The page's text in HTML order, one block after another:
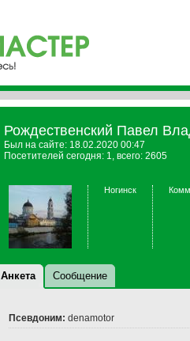
Рождественский Павел
Был на сайте: 18.02.2020 00:47
Посетителей сегодня: 1, всего: 2605
Ногинск
Анкета Сообщение
Псевдоним: denamotor